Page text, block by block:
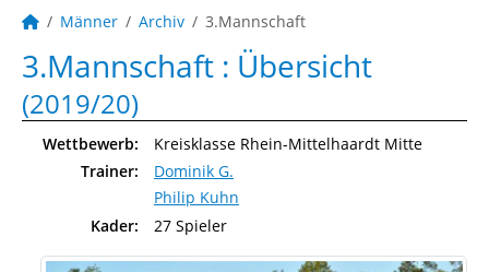
Männer Archiv 3.Mannschaft
3.Mannschaft : Übersicht
(2019/20)
Wettbewerb:
Kreisklasse Rhein-Mittelhaardt Mitte
Trainer:
Dominik G.
Philip Kuhn
Kader:
27 Spieler